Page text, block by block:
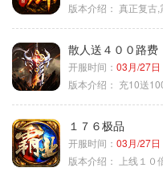
版本介绍： 真正复古,震
散人送４００路费
开服时间： 03月/27日
版本介绍： 充10送
１７６极品
开服时间： 03月/27日
版本介绍：
上线１０